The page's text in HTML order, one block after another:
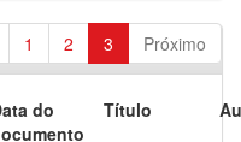
1 2 3 Próximo
do
Título